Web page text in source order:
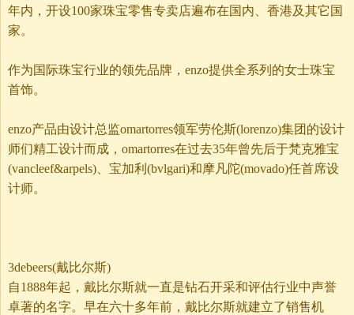
年内，开设100家珠宝零售专卖店遍布在国内、香港及其它国
家。
作为国际珠宝行业的领先品牌，enzo提供全系列的女士珠宝
首饰。
enzo产品由设计总监omartorres领军劳伦斯(lorenzo)集团的设计
师们精工设计而成，omartorres在过去35年曾先后于梵克雅宝
(vancleef&arpels)、宝加利(bvlgari)和摩凡陀(movado)任首席设
计师。
3debeers(戴比尔斯)
自1888年起，戴比尔斯就一直是钻石开采和评估行业中声誉
卓著的名字。早在六十多年前，戴比尔斯就建立了销售机